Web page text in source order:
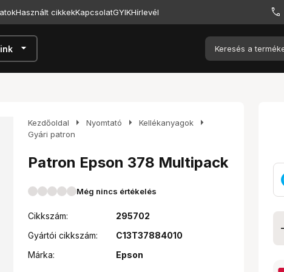
Használt cikkekKapcsolatGYIKHírlevél
arrow_drop_down
Kezdőoldal arrow_right Nyomtató arrow_right Kellékanyagok arrow_right
Gyári patron
Patron Epson 378 Multipack
Még nincs értékelés
Cikkszám:
295702
Gyártói cikkszám:
C13T37884010
Márka:
Epson